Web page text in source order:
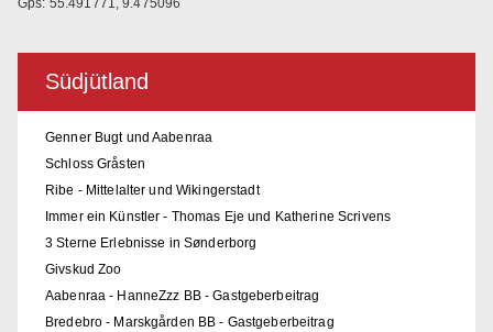
Südjütland
Genner Bugt und Aabenraa
Schloss Gråsten
Ribe - Mittelalter und Wikingerstadt
Immer ein Künstler - Thomas Eje und Katherine Scrivens
3 Sterne Erlebnisse in Sønderborg
Givskud Zoo
Aabenraa - HanneZzz BB - Gastgeberbeitrag
Bredebro - Marskgården BB - Gastgeberbeitrag